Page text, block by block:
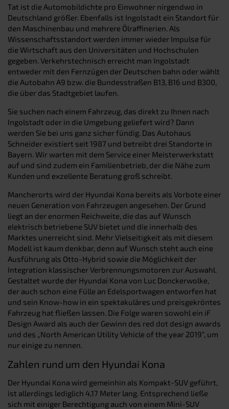
Tat ist die Automobildichte pro Einwohner nirgendwo in
Deutschland größer. Ebenfalls ist Ingolstadt ein Standort für
den Maschinenbau und mehrere Ölraffinerien. Als
Wissenschaftsstandort werden immer wieder Impulse für
die Wirtschaft aus den Universitäten und Hochschulen
gegeben. Verkehrstechnisch erreicht man Ingolstadt
entweder mit den Fernzügen der Deutschen bahn oder wählt
die Autobahn A9 bzw. die Bundesstraßen B13, B16 und B300,
die über das Stadtgebiet laufen.
Sie suchen nach einem Fahrzeug, das direkt zu Ihnen nach
Ingolstadt oder in die Umgebung geliefert wird? Dann
werden Sie bei uns ganz sicher fündig. Das Autohaus
Schneider existiert seit 1987 und betreibt drei Standorte in
Bayern. Wir warten mit dem Service einer Meisterwerkstatt
auf und sind zudem ein Familienbetrieb, der die Nähe zum
Kunden und exzellente Beratung groß schreibt.
Mancherorts wird der Hyundai Kona bereits als Vorbote einer
neuen Generation von Fahrzeugen angesehen. Der Grund
liegt an der enormen Reichweite, die das auf Wunsch
elektrisch betriebene SUV bietet und die innerhalb des
Marktes unerreicht sind. Mehr Vielseitigkeit als mit diesem
Modell ist kaum denkbar, denn auf Wunsch steht auch eine
Ausführung als Otto-Hybrid sowie die Möglichkeit der
Integration klassischer Verbrennungsmotoren zur Auswahl.
Gestaltet wurde der Hyundai Kona von Luc Donckerwolke,
der auch schon eine Fülle an Edelsportwagen entworfen hat
und sein Know-how in ein spektakuläres und preisgekröntes
Fahrzeug hat fließen lassen. Die Folge waren sowohl ein iF
Design Award als auch der Gewinn des red dot design awards
und des „North American Utility Vehicle of the year 2019“, um
nur einige zu nennen.
Zahlen rund um den Hyundai Kona
Der Hyundai Kona wird gemeinhin als Kompakt-SUV geführt,
ist allerdings lediglich 4,17 Meter lang. Entsprechend ließe
sich mit einiger Berechtigung auch von einem Mini-SUV